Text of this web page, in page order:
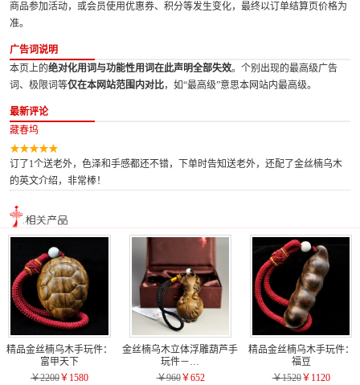
商品参加活动，或会员使用优惠券、积分等发生变化，最终以订单结算页价格为
准。
广告词说明
本页上的绝对化用词与功能性用词在此声明全部失效。个别出现的最高级广告
词、极限词等仅在本网站范围内对比，如“最高级”意思本网站内最高级。
最新评论
藏春坞
订了1个送老外，色泽和手感都还不错，下单时告知送老外，还配了金丝楠乌木
的英文介绍，非常棒！
精品金丝楠乌木手玩件：
富甲天下
￥2200￥1580
金丝楠乌木立体浮雕葫芦手
玩件－…
￥960￥652
精品金丝楠乌木手玩件：
福豆
￥1520￥1120